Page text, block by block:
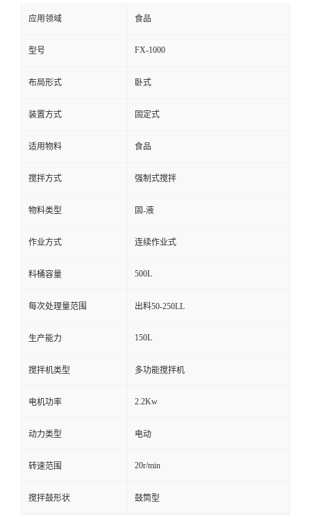
应用领域 食品
型号 FX-1000
布局形式 卧式
装置方式 固定式
适用物料 食品
搅拌方式 强制式搅拌
物料类型 固-液
作业方式 连续作业式
料桶容量 500L
每次处理量范围 出料50-250LL
生产能力 150L
搅拌机类型 多功能搅拌机
电机功率 2.2Kw
动力类型 电动
转速范围 20r/min
搅拌鼓形状 鼓筒型